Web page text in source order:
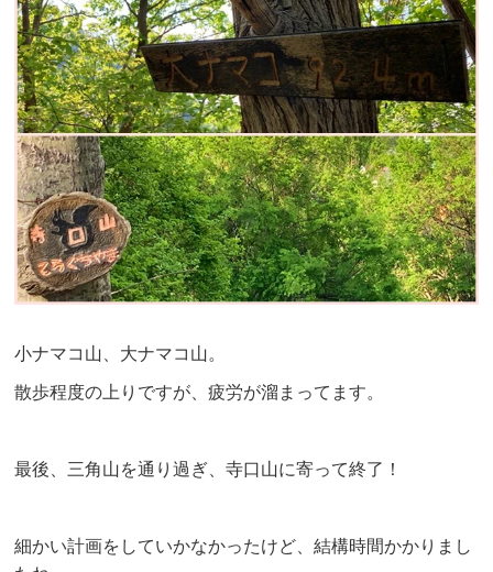
小ナマコ山、大ナマコ山。
散歩程度の上りですが、疲労が溜まってます。
最後、三角山を通り過ぎ、寺口山に寄って終了！
細かい計画をしていかなかったけど、結構時間かかりまし